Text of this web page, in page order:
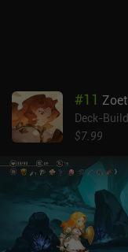
#11
Deck-
$7.99